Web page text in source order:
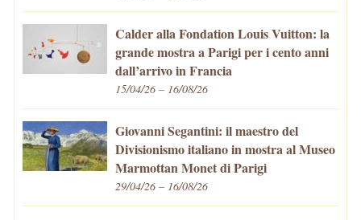
Calder alla Fondation Louis Vuitton: la
grande mostra a Parigi per i cento anni
dall’arrivo in Francia
15/04/26 – 16/08/26
Giovanni Segantini: il maestro del
Divisionismo italiano in mostra al Museo
Marmottan Monet di Parigi
29/04/26 – 16/08/26